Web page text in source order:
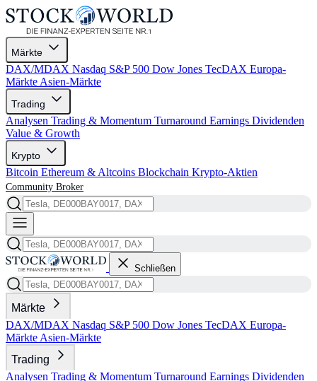
Märkte
DAX/MDAX Nasdaq S&P 500 Dow Jones TecDAX Europa-
Märkte Asien-Märkte
Trading
Analysen Trading & Momentum Turnaround Earnings Dividenden
Value & Growth
Krypto
Bitcoin Ethereum & Altcoins Blockchain Krypto-Aktien
Community Broker
Schließen
Märkte
DAX/MDAX Nasdaq S&P 500 Dow Jones TecDAX Europa-
Märkte Asien-Märkte
Trading
Analysen Trading & Momentum Turnaround Earnings Dividenden